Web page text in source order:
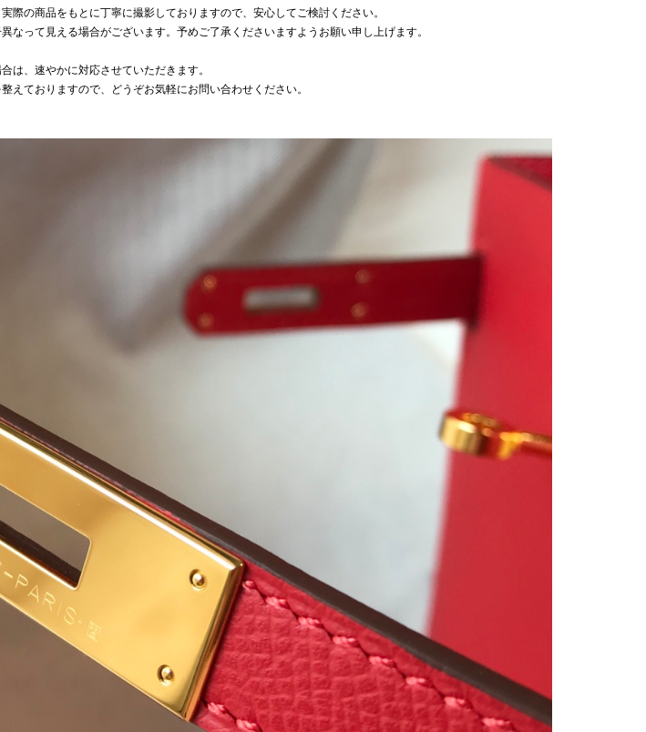
際の商品をもとに丁寧に撮影しておりますので、安心してご検討ください。
って見える場合がございます。予めご了承くださいますようお願い申し上げます。
は、速やかに対応させていただきます。
えておりますので、どうぞお気軽にお問い合わせください。